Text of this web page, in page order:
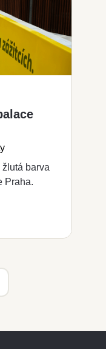
žlutá barva
Praha.